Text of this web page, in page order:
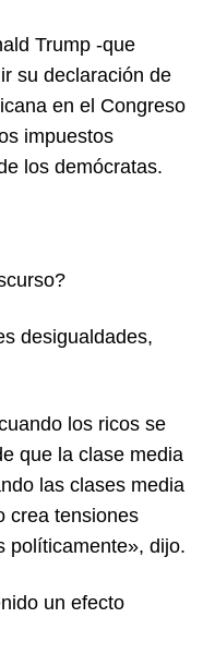
Trump -que
su declaración de
en el Congreso
impuestos
los demócratas.
desigualdades,
los ricos se
que la clase media
las clases media
crea tensiones
políticamente», dijo.
un efecto